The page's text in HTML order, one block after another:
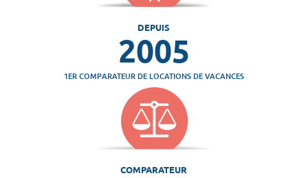
DEPUIS
2005
1ER COMPARATEUR DE LOCATIONS DE VACANCES
COMPARATEUR